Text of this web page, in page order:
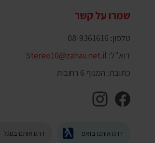
שמרו על קשר
טלפון: 08-9361616
דוא"ל: Stereo10@zahav.net.il
כתובת: המנוף 6 רחובות
דרגו אותנו בזאפ דרגו אותנו בגוגל